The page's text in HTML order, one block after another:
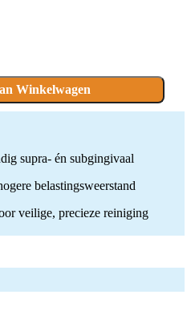
Winkelwagen
supra- én subgingivaal
belastingsweerstand
veilige, precieze reiniging